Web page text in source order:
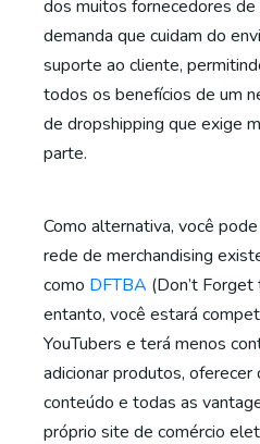
dos muitos fornecedores
demanda que cuidam do
suporte ao cliente,
todos os benefícios de um
de dropshipping que exige
parte.
Como alternativa, você
rede de merchandising
como DFTBA (Don’t
entanto, você estará
YouTubers e terá menos
adicionar produtos,
conteúdo e todas as
próprio site de comércio